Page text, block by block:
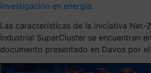
investigación en energía.
Las características de la iniciativa Net-
Industrial SuperCluster se encuentran
documento presentado en Davos por el